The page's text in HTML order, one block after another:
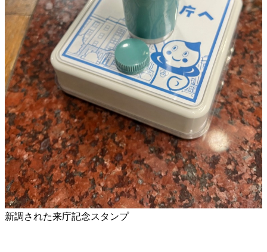
新調された来庁記念スタンプ